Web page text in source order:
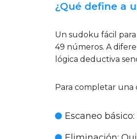
¿Qué define a
Un sudoku fácil
49 números. A
lógica deductiva
Para completar una
Escaneo básico